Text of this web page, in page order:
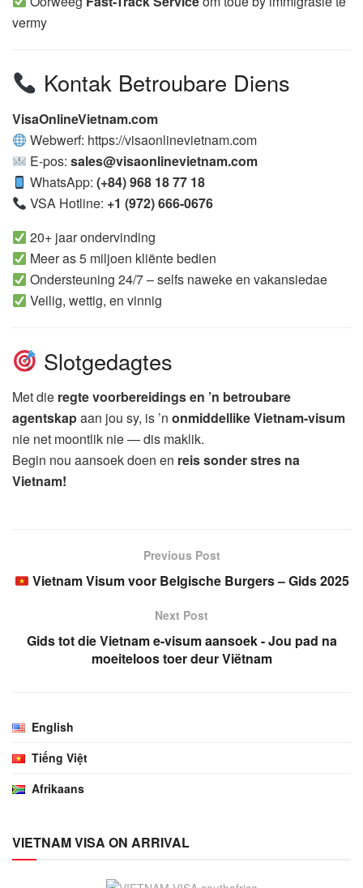
vermy
Kontak Betroubare Diens
VisaOnlineVietnam.com
Webwerf: https://visaonlinevietnam.com
E-pos:sales@visaonlinevietnam.com
WhatsApp:(+84) 968 18 77 18
VSA Hotline: +1 (972) 666-0676
20+ jaar ondervinding
Meer as 5 miljoen kliënte bedien
Ondersteuning 24/7 – selfs naweke en vakansiedae
Veilig, wettig, en vinnig
Slotgedagtes
Met die regte voorbereidings en ’n betroubare
agentskapaan jou sy, is ’n onmiddellike Vietnam-visum
nie net moontlik nie — dis maklik.
Begin nou aansoek doen en reis sonder stres na
Vietnam!
Previous Post
Vietnam Visum voor Belgische Burgers – Gids 2025
Next Post
Gids tot die Vietnam e-visum aansoek - Jou pad na
moeiteloos toer deur Viëtnam
English
Tiếng Việt
Afrikaans
VIETNAM VISA ON ARRIVAL